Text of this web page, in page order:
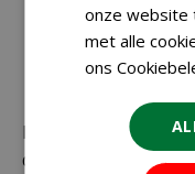
Er word
berekend op
De juiste
de winkelwagen
onze website
met alle
ons